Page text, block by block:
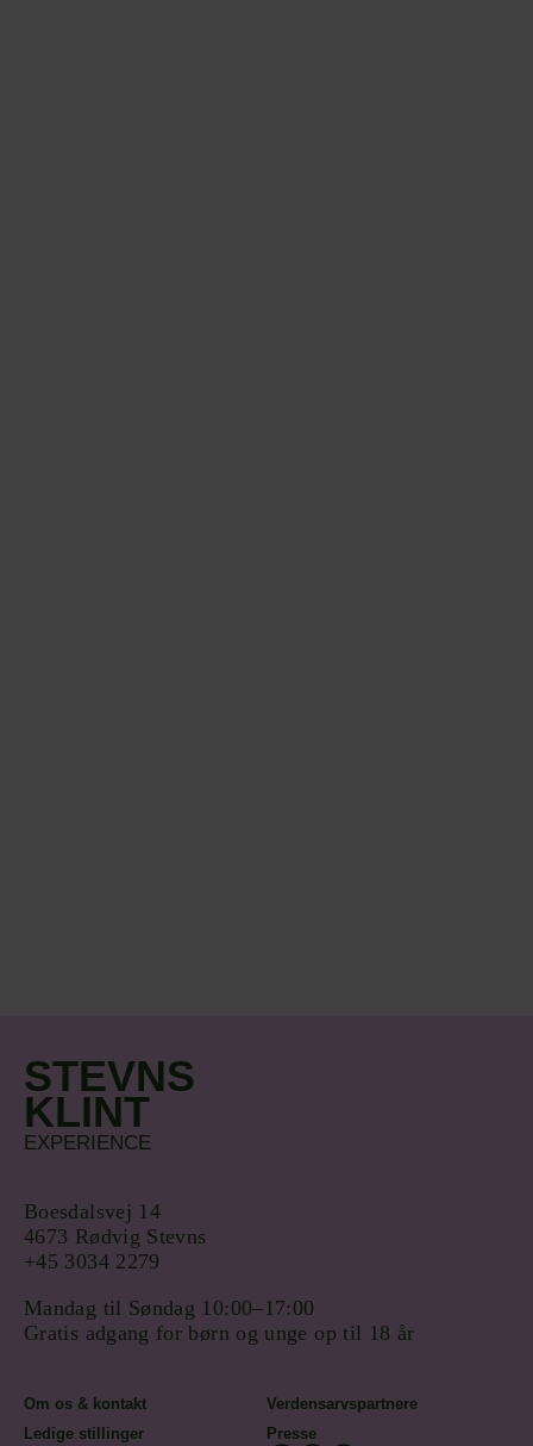
STEVNS
KLINT
EXPERIENCE
Boesdalsvej 14
4673 Rødvig Stevns
+45 3034 2279
Mandag til Søndag 10:00–17:00
Gratis adgang for børn og unge op til 18 år
Om os & kontakt
Ledige stillinger
Verdensarvspartnere
Presse